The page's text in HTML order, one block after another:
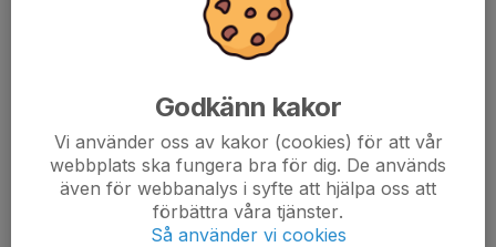
Godkänn kakor
Vi använder oss av kakor (cookies) för att vår
webbplats ska fungera bra för dig. De används
även för webbanalys i syfte att hjälpa oss att
förbättra våra tjänster.
Så använder vi cookies